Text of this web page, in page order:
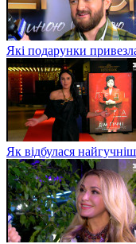
Які подарунки
Як відбулася